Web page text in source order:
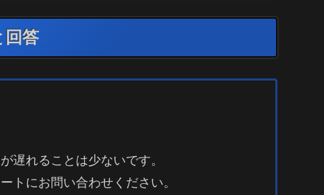
回答
遅れることは少ないです。
トにお問い合わせください。